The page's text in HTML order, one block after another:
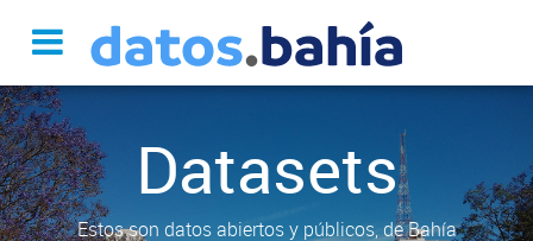
Datasets
Estos son datos abiertos y públicos, de Bahía